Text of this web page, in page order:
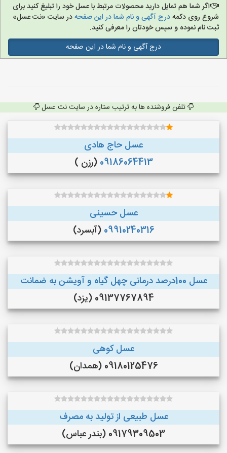
اگر شما هم تمایل دارید محصولات مرتبط با عسل خود را تبلیغ کنید برای
شروع روی دکمهدرج آگهی و نام شما در این صفحهدر سایت «نت عسل»
ثبت نام نموده و سپس خودتان را معرفی کنید.
درج آگهی و نام شما در این صفحه
تلفن فروشنده ها به ترتیب ستاره در سایت نت عسل
عسل حاج هادی
09186064413 (رزن )
عسل حسینی
09910240316 (آبسرد)
عسل 100درصد درمانی چهل گیاه و آویشن به ضمانت
09137767894 (یزد)
عسل کوهی
09180125476 (همدان)
عسل طبیعی از تولید به مصرف
09179309503 (بندر عباس)